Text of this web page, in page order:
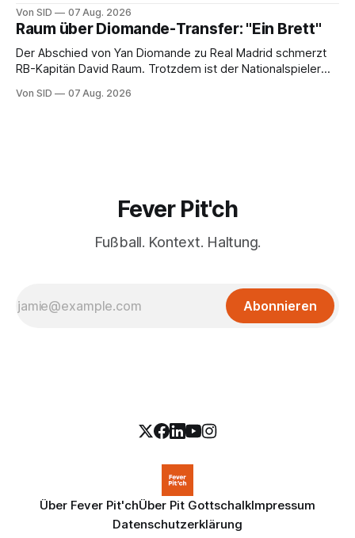
Von SID 07 Aug. 2026
Raum über Diomande-Transfer: "Ein Brett"
Der Abschied von Yan Diomande zu Real Madrid schmerzt
RB-Kapitän David Raum. Trotzdem ist der Nationalspieler
Von SID 07 Aug. 2026
Fever Pit'ch
Fußball. Kontext. Haltung.
Abonnieren
Über Fever Pit'chÜber Pit GottschalkImpressum
Datenschutzerklärung